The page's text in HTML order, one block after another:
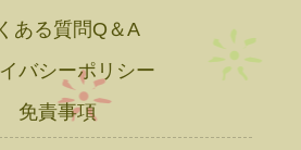
ある質問Q＆A
バシーポリシー
免責事項